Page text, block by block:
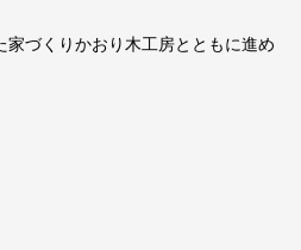
づくりかおり木工房とともに進め